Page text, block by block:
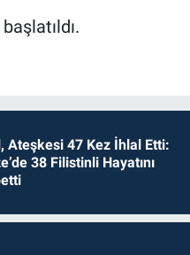
Ateşkesi 47 Kez İhlal Etti:
38 Filistinli Hayatını